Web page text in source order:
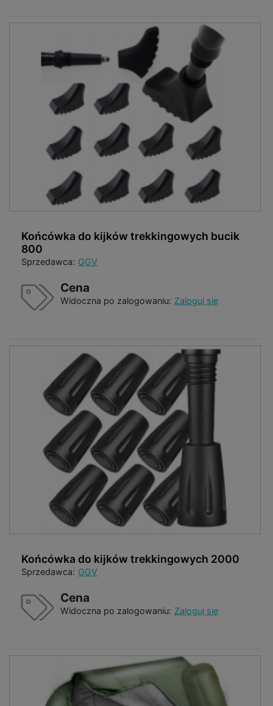
Końcówka do kijków trekkingowych bucik
800
Sprzedawca: GGV
Cena
Widoczna po zalogowaniu: Zaloguj się
Końcówka do kijków trekkingowych 2000
Sprzedawca: GGV
Cena
Widoczna po zalogowaniu: Zaloguj się